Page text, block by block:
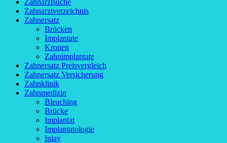
Zahnarztsuche
Zahnarztverzeichnis
Zahnersatz
Brücken
Implantate
Kronen
Zahnimplantate
Zahnersatz Preisvergleich
Zahnersatz Versicherung
Zahnklinik
Zahnmedizin
Bleaching
Brücke
Implantat
Implantatologie
Inlay